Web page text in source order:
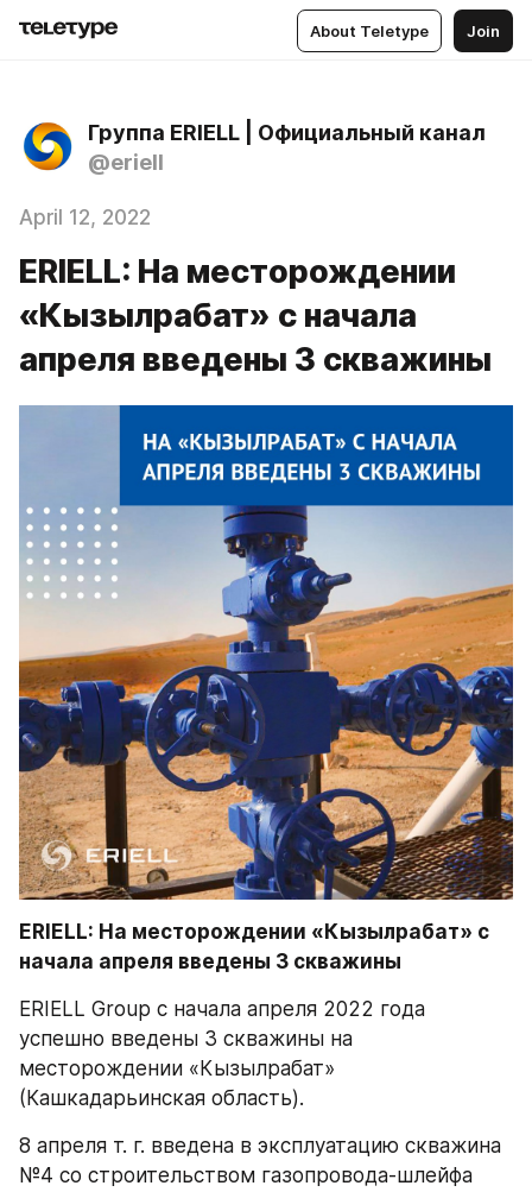
About Teletype Join
Группа ERIELL | Официальный канал
@eriell
April 12, 2022
ERIELL: На месторождении
«Кызылрабат» с начала
апреля введены 3 скважины
ERIELL: На месторождении «Кызылрабат» с
начала апреля введены 3 скважины
ERIELL Group с начала апреля 2022 года
успешно введены 3 скважины на
месторождении «Кызылрабат»
(Кашкадарьинская область).
8 апреля т. г. введена в эксплуатацию скважина
№4 со строительством газопровода-шлейфа